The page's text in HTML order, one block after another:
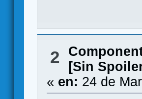
2
[Sin
« en: 24 de